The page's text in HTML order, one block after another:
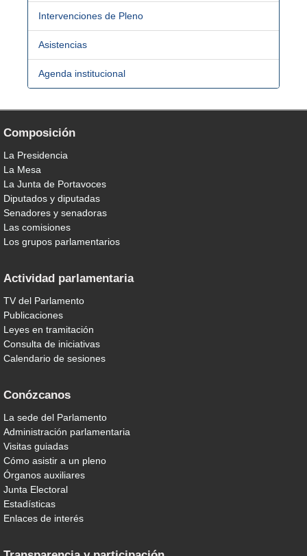
Intervenciones de Pleno
Asistencias
Agenda institucional
Composición
La Presidencia
La Mesa
La Junta de Portavoces
Diputados y diputadas
Senadores y senadoras
Las comisiones
Los grupos parlamentarios
Actividad parlamentaria
TV del Parlamento
Publicaciones
Leyes en tramitación
Consulta de iniciativas
Calendario de sesiones
Conózcanos
La sede del Parlamento
Administración parlamentaria
Visitas guiadas
Cómo asistir a un pleno
Órganos auxiliares
Junta Electoral
Estadísticas
Enlaces de interés